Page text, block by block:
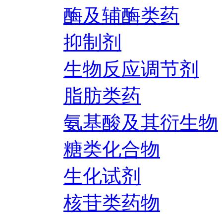
酶及辅酶类药
抑制剂
生物反应调节剂
脂肪类药
氨基酸及其衍生物
糖类化合物
生化试剂
核苷类药物